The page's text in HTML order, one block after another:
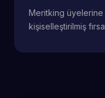
Meritking üyelerine
kişiselleştirilmiş